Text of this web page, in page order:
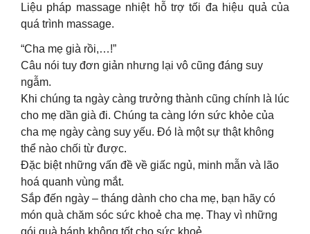
Liệu pháp massage nhiệt hỗ trợ tối đa hiệu quả của
quá trình massage.
“Cha mẹ già rồi,…!”
Câu nói tuy đơn giản nhưng lại vô cũng đáng suy
ngẫm.
Khi chúng ta ngày càng trưởng thành cũng chính là lúc
cho mẹ dần già đi. Chúng ta càng lớn sức khỏe của
cha mẹ ngày càng suy yếu. Đó là một sự thật không
thể nào chối từ được.
Đặc biệt những vấn đề về giấc ngủ, minh mẫn và lão
hoá quanh vùng mắt.
Sắp đến ngày – tháng dành cho cha mẹ, bạn hãy có
món quà chăm sóc sức khoẻ cha mẹ. Thay vì những
gói quà bánh không tốt cho sức khoẻ.